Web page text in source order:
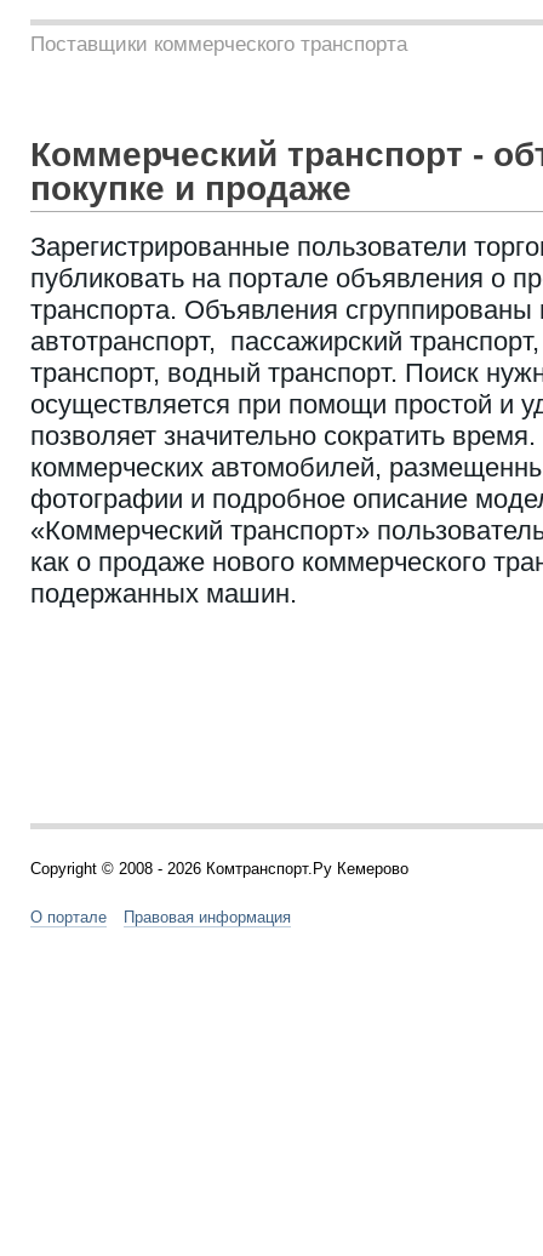
Поставщики коммерческого транспорта
Коммерческий транспорт -
покупке и продаже
Зарегистрированные пользователи
публиковать на портале объявления о
транспорта. Объявления сгруппированы
автотранспорт, пассажирский
транспорт, водный транспорт. Поиск
осуществляется при помощи простой и
позволяет значительно сократить
коммерческих автомобилей,
фотографии и подробное описание
«Коммерческий транспорт»
как о продаже нового коммерческого
подержанных машин.
Copyright © 2008 - 2026 Комтранспорт.Ру Кемерово
О портале Правовая информация